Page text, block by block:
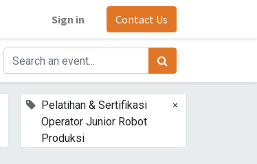
Sign in Contact Us
Pelatihan & Sertifikasi
Operator Junior Robot
Produksi
×